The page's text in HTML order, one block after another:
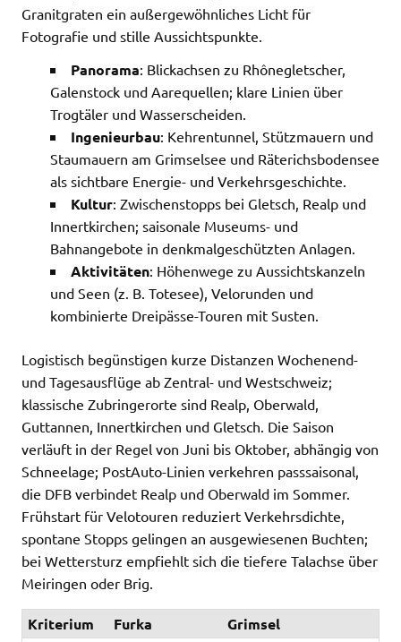
Granitgraten ein außergewöhnliches Licht für
Fotografie und stille Aussichtspunkte.
Panorama: Blickachsen zu Rhônegletscher,
Galenstock und Aarequellen; klare Linien über
Trogtäler und Wasserscheiden.
Ingenieurbau: Kehrentunnel, Stützmauern und
Staumauern am Grimselsee und Räterichsbodensee
als sichtbare Energie- und Verkehrsgeschichte.
Kultur: Zwischenstopps bei Gletsch, Realp und
Innertkirchen; saisonale Museums- und
Bahnangebote in denkmalgeschützten Anlagen.
Aktivitäten: Höhenwege zu Aussichtskanzeln
und Seen (z. B. Totesee), Velorunden und
kombinierte Dreipässe-Touren mit Susten.
Logistisch begünstigen kurze Distanzen Wochenend-
und Tagesausflüge ab Zentral- und Westschweiz;
klassische Zubringerorte sind Realp, Oberwald,
Guttannen, Innertkirchen und Gletsch. Die Saison
verläuft in der Regel von Juni bis Oktober, abhängig von
Schneelage; PostAuto-Linien verkehren passsaisonal,
die DFB verbindet Realp und Oberwald im Sommer.
Frühstart für Velotouren reduziert Verkehrsdichte,
spontane Stopps gelingen an ausgewiesenen Buchten;
bei Wettersturz empfiehlt sich die tiefere Talachse über
Meiringen oder Brig.
Kriterium Furka Grimsel